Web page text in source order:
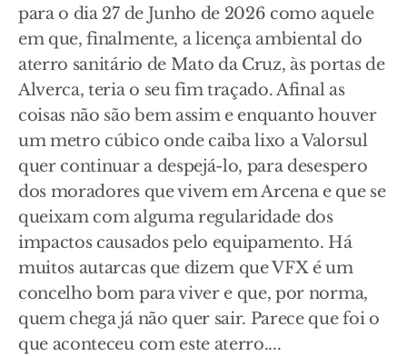
para o dia 27 de Junho de 2026 como aquele
em que, finalmente, a licença ambiental do
aterro sanitário de Mato da Cruz, às portas de
Alverca, teria o seu fim traçado. Afinal as
coisas não são bem assim e enquanto houver
um metro cúbico onde caiba lixo a Valorsul
quer continuar a despejá-lo, para desespero
dos moradores que vivem em Arcena e que se
queixam com alguma regularidade dos
impactos causados pelo equipamento. Há
muitos autarcas que dizem que VFX é um
concelho bom para viver e que, por norma,
quem chega já não quer sair. Parece que foi o
que aconteceu com este aterro....